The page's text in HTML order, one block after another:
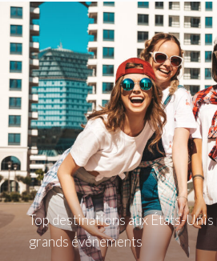
Top destinations aux États-
grands événements